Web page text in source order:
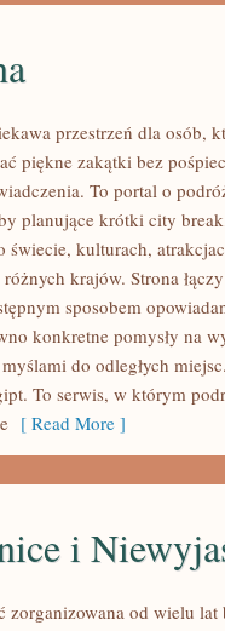
przestrzeń dla osób,
piękne zakątki bez
To portal o
planujące krótki city
świecie, kulturach,
krajów. Strona
sposobem
konkretne pomysły na
do odległych
To serwis, w którym
[ Read More ]
i
zorganizowana od wielu